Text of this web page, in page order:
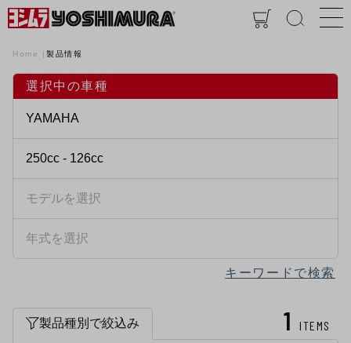
Home 製品情報
選択中の車種
キーワードで検索
1 ITEMS
製品種別で絞込み